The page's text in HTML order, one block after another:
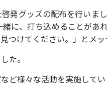
発グッズの配布を行いま
に、打ち込めることがあ
けてください。」とメッ
た。
ど様々な活動を実施してい